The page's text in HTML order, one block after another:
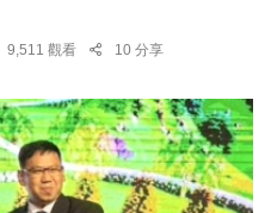
9,511 觀看 10 分享